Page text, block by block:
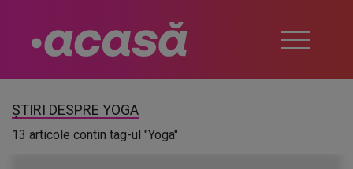
ȘTIRI DESPRE YOGA
13 articole contin tag-ul "Yoga"